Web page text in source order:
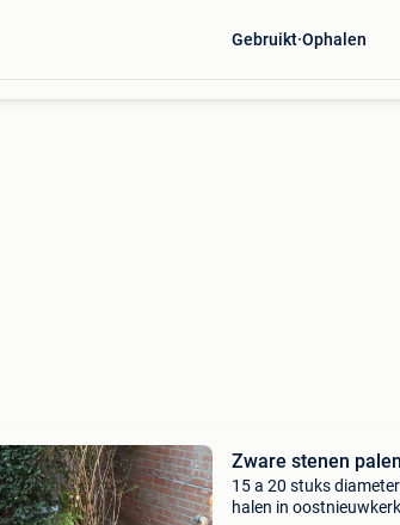
Gebruikt Ophalen
Zware stenen
15 a 20 stuks
halen in